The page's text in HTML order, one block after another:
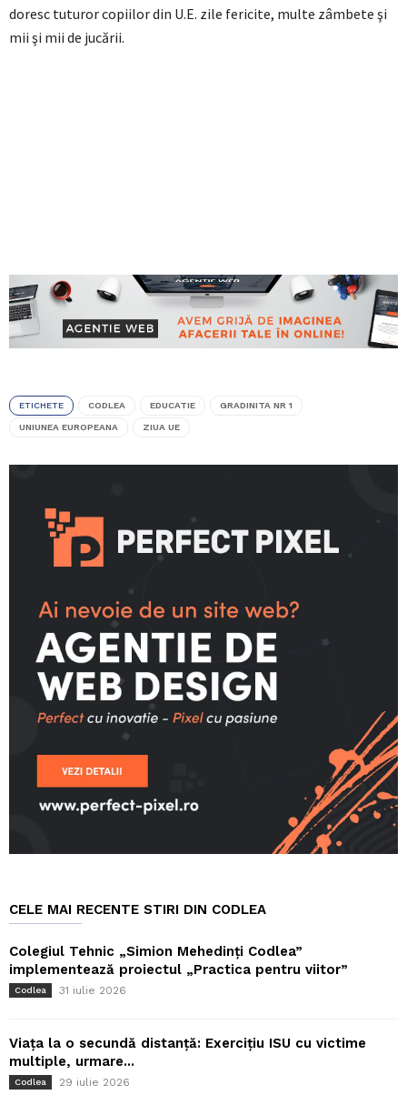
doresc tuturor copiilor din U.E. zile fericite, multe zâmbete şi
mii şi mii de jucării.
ETICHETE CODLEA EDUCATIE GRADINITA NR 1
UNIUNEA EUROPEANA ZIUA UE
CELE MAI RECENTE STIRI DIN CODLEA
Colegiul Tehnic „Simion Mehedinți Codlea”
implementează proiectul „Practica pentru viitor”
Codlea 31 iulie 2026
Viața la o secundă distanță: Exercițiu ISU cu victime
multiple, urmare...
Codlea 29 iulie 2026